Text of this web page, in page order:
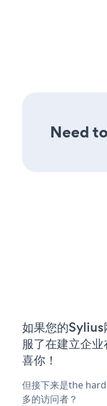
Need
如果您的Sylius
服了在建立企
喜你！
但接下来是the
多的访问者？